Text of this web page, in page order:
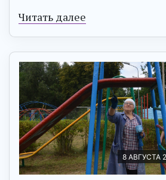
Читать далее
8 АВГУСТА